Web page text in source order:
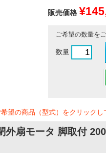
販売価格
ご希望の数量を
数量
望の商品（型式）をクリックし
外扇モータ 脚取付